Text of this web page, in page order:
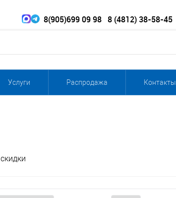
8(905)699 09 98 8 (4812) 38-58-45
Услуги Распродажа Контакты